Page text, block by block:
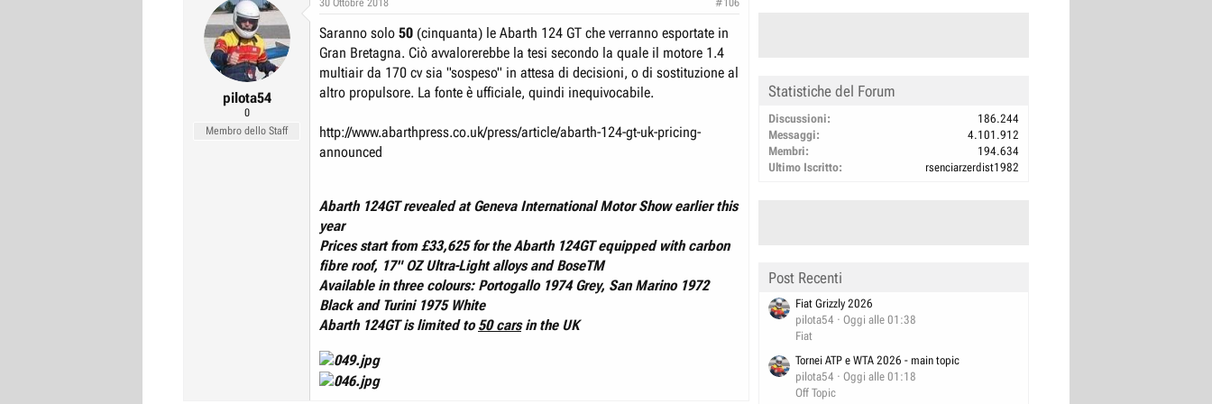
e
I
n
i
o
pilota54
0
Membro dello Staff
30 Ottobre 2018 #106
Saranno solo 50 (cinquanta) le Abarth 124 GT che verranno esportate in
Gran Bretagna. Ciò avvalorerebbe la tesi secondo la quale il motore 1.4
multiair da 170 cv sia "sospeso" in attesa di decisioni, o di sostituzione al
altro propulsore. La fonte è ufficiale, quindi inequivocabile.
http://www.abarthpress.co.uk/press/article/abarth-124-gt-uk-pricing-
announced
Abarth 124GT revealed at Geneva International Motor Show earlier this
year
Prices start from £33,625 for the Abarth 124GT equipped with carbon
fibre roof, 17" OZ Ultra-Light alloys and BoseTM
Available in three colours: Portogallo 1974 Grey, San Marino 1972
Black and Turini 1975 White
Abarth 124GT is limited to50 carsin the UK
Statistiche del Forum
Discussioni
186.244
Messaggi
4.101.912
Membri
194.634
Ultimo Iscritto
rsenciarzerdist1982
Post Recenti
Fiat Grizzly 2026
pilota54
Oggi alle 01:38
Fiat
Tornei ATP e WTA 2026 - main topic
pilota54
Oggi alle 01:18
Off Topic